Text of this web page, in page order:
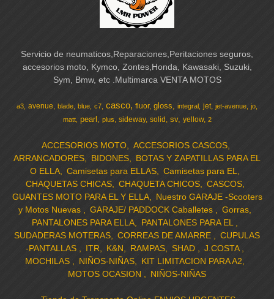
Servicio de neumaticos,Reparaciones,Peritaciones seguros,
accesorios moto, Kymco, Zontes,Honda, Kawasaki, Suzuki,
Sym, Bmw, etc .Multimarca VENTA MOTOS
a3 avenue blade blue c7 casco fluor gloss integral jet jet-avenue jo
matt
pearl plus sideway solid sv yellow 2
ACCESORIOS MOTO
ACCESORIOS CASCOS
ARRANCADORES
BIDONES
BOTAS Y ZAPATILLAS PARA EL
O ELLA
Camisetas para ELLAS
Camisetas para EL
CHAQUETAS CHICAS
CHAQUETA CHICOS
CASCOS
GUANTES MOTO PARA EL Y ELLA
Nuestro GARAJE -Scooters
y Motos Nuevas
GARAJE/ PADDOCK Caballetes
Gorras
PANTALONES PARA ELLA
PANTALONES PARA EL
SUDADERAS MOTERAS
CORREAS DE AMARRE
CUPULAS
-PANTALLAS
ITR K&N RAMPAS SHAD
J.COSTA
MOCHILAS
NIÑOS-NIÑAS
KIT LIMITACION PARA A2
MOTOS OCASION
NIÑOS-NIÑAS